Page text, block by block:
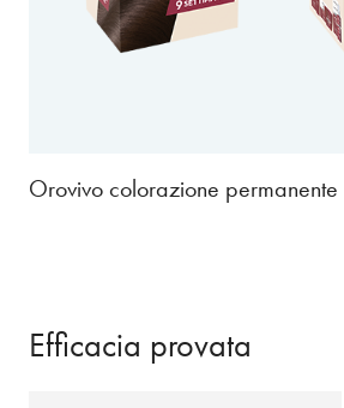
Orovivo colorazione permanente
Efficacia provata